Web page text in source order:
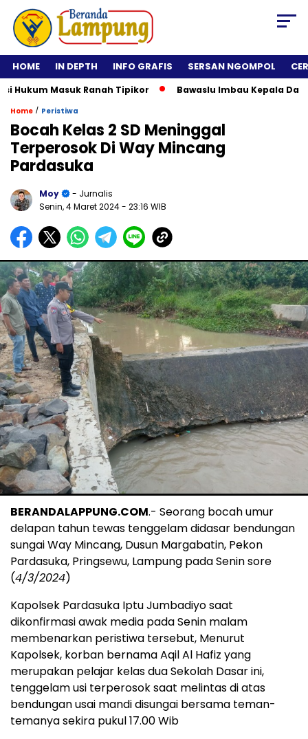
HOME IN DEPTH INFO GRAFIS SERSAN NGOMPOL
Masuk Ranah Tipikor Bawaslu Imbau Kepala Daerah
Home / Peristiwa
Bocah Kelas 2 SD Meninggal
Terperosok Di Way Mincang
Pardasuka
Moy
- Jurnalis
Senin, 4 Maret 2024- 23:16 WIB
BERANDALAPPUNG.COM.- Seorang bocah umur
delapan tahun tewas tenggelam didasar bendungan
sungai Way Mincang, Dusun Margabatin, Pekon
Pardasuka, Pringsewu, Lampung pada Senin sore
(4/3/2024)
Kapolsek Pardasuka Iptu Jumbadiyo saat
dikonfirmasi awak media pada Senin malam
membenarkan peristiwa tersebut, Menurut
Kapolsek, korban bernama Aqil Al Hafiz yang
merupakan pelajar kelas dua Sekolah Dasar ini,
tenggelam usi terperosok saat melintas di atas
bendungan usai mandi disungai bersama teman-
temanya sekira pukul 17.00 Wib